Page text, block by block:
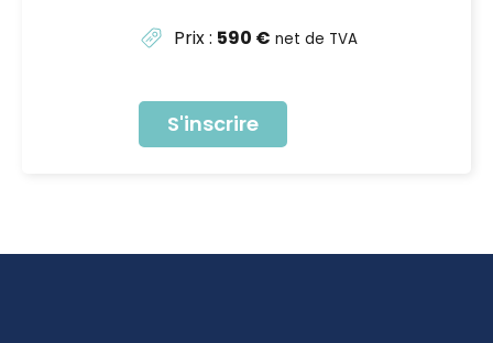
Prix : 590 € net de TVA
S'inscrire